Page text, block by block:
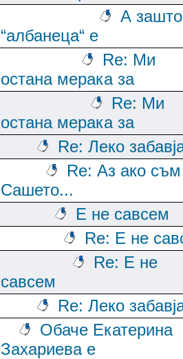
А зашто
“албанеца“ е
Re: Ми
остана мерака за
Re: Ми
остана мерака за
Re: Леко
Re: Аз ако
Сашето...
Е не савсем
Re: Е не
Re: Е не
савсем
Re: Леко
Обаче Екатерина
Захариева е